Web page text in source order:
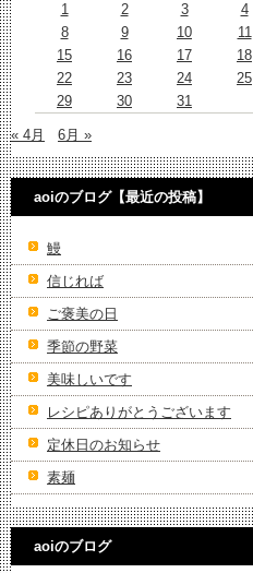
1
2 3 4
8
9 10 11
15
16 17 18
22
23 24 25
29
30 31
« 4月 6月 »
aoiのブログ【最近の投稿】
鰻
信じれば
ご褒美の日
季節の野菜
美味しいです
レシピありがとうございます
定休日のお知らせ
素麺
aoiのブログ